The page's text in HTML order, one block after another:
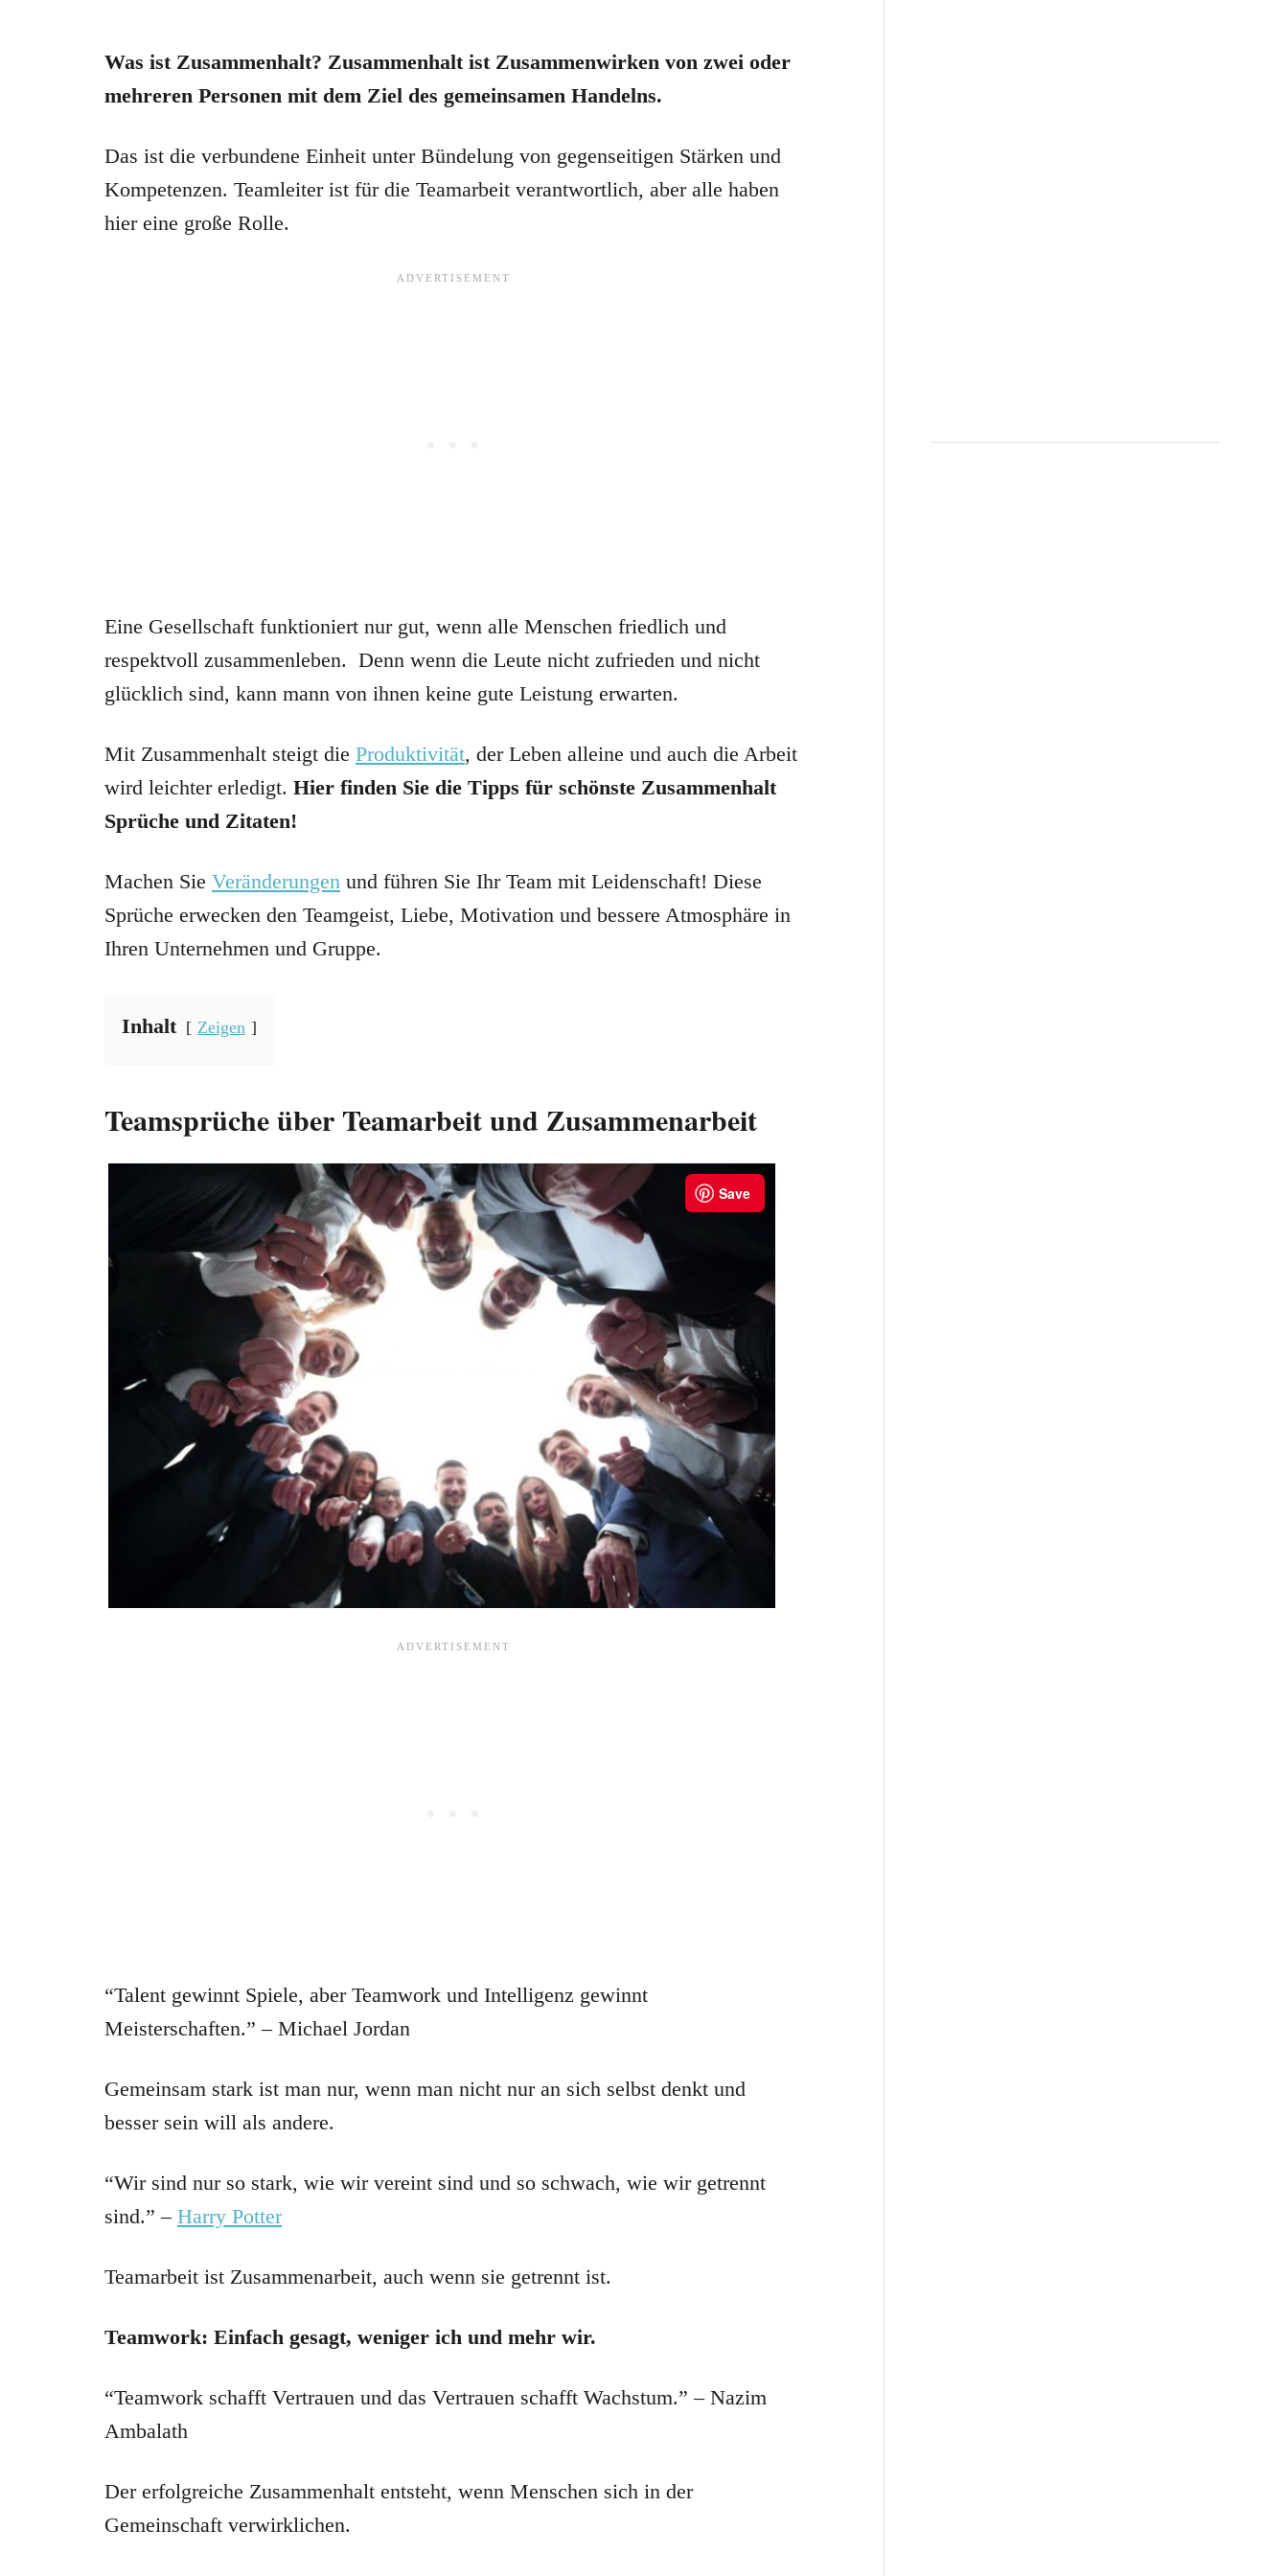
Was ist Zusammenhalt? Zusammenhalt ist Zusammenwirken von zwei oder
mehreren Personen mit dem Ziel des gemeinsamen Handelns.
Das ist die verbundene Einheit unter Bündelung von gegenseitigen Stärken und
Kompetenzen. Teamleiter ist für die Teamarbeit verantwortlich, aber alle haben
hier eine große Rolle.
Eine Gesellschaft funktioniert nur gut, wenn alle Menschen friedlich und
respektvoll zusammenleben. Denn wenn die Leute nicht zufrieden und nicht
glücklich sind, kann mann von ihnen keine gute Leistung erwarten.
Mit Zusammenhalt steigt die Produktivität, der Leben alleine und auch die Arbeit
wird leichter erledigt. Hier finden Sie die Tipps für schönste Zusammenhalt
Sprüche und Zitaten!
Machen Sie Veränderungen und führen Sie Ihr Team mit Leidenschaft! Diese
Sprüche erwecken den Teamgeist, Liebe, Motivation und bessere Atmosphäre in
Ihren Unternehmen und Gruppe.
Inhalt Zeigen
Teamsprüche über Teamarbeit und Zusammenarbeit
“Talent gewinnt Spiele, aber Teamwork und Intelligenz gewinnt
Meisterschaften.” – Michael Jordan
Gemeinsam stark ist man nur, wenn man nicht nur an sich selbst denkt und
besser sein will als andere.
“Wir sind nur so stark, wie wir vereint sind und so schwach, wie wir getrennt
sind.” – Harry Potter
Teamarbeit ist Zusammenarbeit, auch wenn sie getrennt ist.
Teamwork: Einfach gesagt, weniger ich und mehr wir.
“Teamwork schafft Vertrauen und das Vertrauen schafft Wachstum.” – Nazim
Ambalath
Der erfolgreiche Zusammenhalt entsteht, wenn Menschen sich in der
Gemeinschaft verwirklichen.